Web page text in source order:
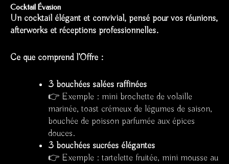
Cocktail Évasion
Un cocktail élégant et convivial, pensé pour vos réunions,
afterworks et réceptions professionnelles.
Ce que comprend l’Offre :
3 bouchées salées raffinées
👉 Exemple : mini brochette de volaille
marinée, toast crémeux de légumes de saison,
bouchée de poisson parfumée aux épices
douces.
3 bouchées sucrées élégantes
👉 Exemple : tartelette fruitée, mini mousse au